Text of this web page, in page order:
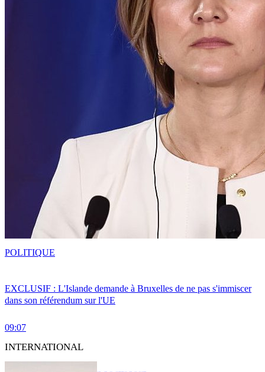
EXCLUSIF : L'Islande demande à Bruxelles de ne pas s'immiscer
dans son référendum sur l'UE
09:07
POLITIQUE
INTERNATIONAL